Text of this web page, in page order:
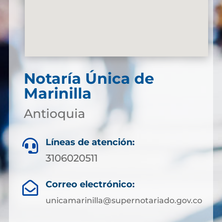
Notaría Única de
Marinilla
Antioquia
 Líneas de atención:
3106020511
 Correo electrónico:
unicamarinilla@supernotariado.gov.co